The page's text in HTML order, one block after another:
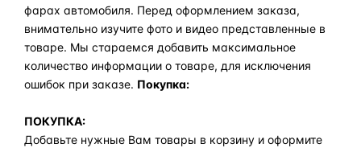
фарах автомобиля. Перед оформлением заказа,
внимательно изучите фото и видео представленные в
товаре. Мы стараемся добавить максимальное
количество информации о товаре, для исключения
ошибок при заказе. Покупка:
ПОКУПКА:
Добавьте нужные Вам товары в корзину и оформите